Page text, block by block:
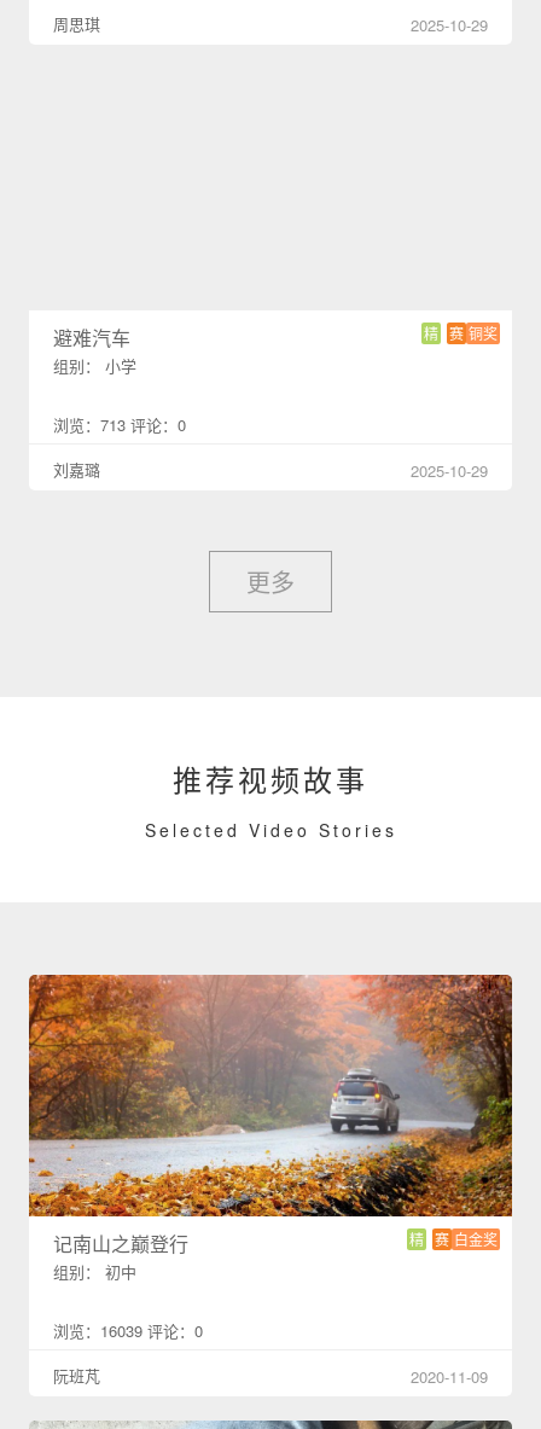
周思琪 2025-10-29
铜奖
赛
精
避难汽车
组别： 小学
浏览：713 评论：0
刘嘉璐
2025-10-29
更多
推荐视频故事
Selected Video Stories
白金奖
赛
精
记南山之巅登行
组别： 初中
浏览：16039 评论：0
阮班芃
2020-11-09